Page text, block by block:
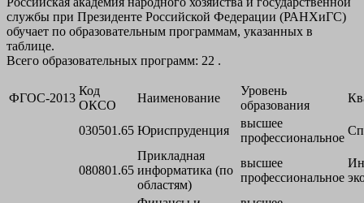
службы при Президенте Российской Федерации (РАНХиГС)
обучает по образовательным программам, указанных в
таблице.
Всего образовательных программ: 22 .
ФГОС-2013
Код
ОКСО
Наименование
Уровень
образования
030501.65 Юриспруденция
высшее
профессиональное
080801.65
Прикладная
информатика (по
областям)
высшее
профессиональное